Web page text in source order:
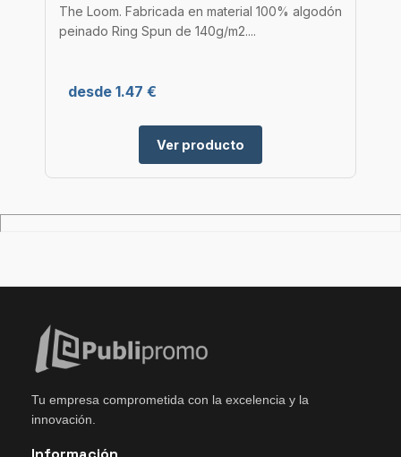
The Loom. Fabricada en material 100% algodón
peinado Ring Spun de 140g/m2....
desde 1.47 €
Ver producto
Tu empresa comprometida con la excelencia y la
innovación.